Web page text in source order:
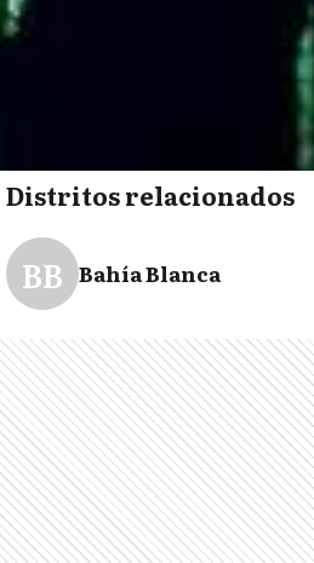
Distritos relacionados
BB Bahía Blanca